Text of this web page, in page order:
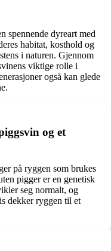
spennende dyreart med
habitat, kosthold og
i naturen. Gjennom
viktige rolle i
også kan glede
og et
på ryggen som brukes
pigger er en genetisk
seg normalt, og
dekker ryggen til et